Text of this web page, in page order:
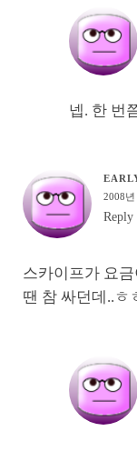
넵. 한 번
2008년
Reply
스카이프가 요
땐 참 싸던데..ㅎ